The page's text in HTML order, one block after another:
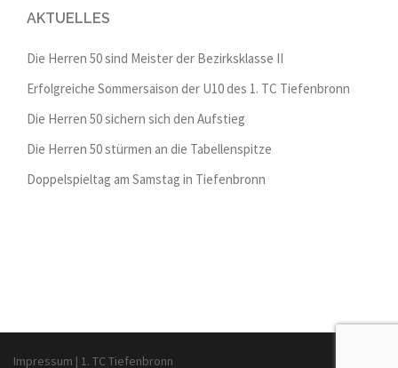
AKTUELLES
Die Herren 50 sind Meister der Bezirksklasse II
Erfolgreiche Sommersaison der U10 des 1. TC Tiefenbronn
Die Herren 50 sichern sich den Aufstieg
Die Herren 50 stürmen an die Tabellenspitze
Doppelspieltag am Samstag in Tiefenbronn
Impressum | 1. TC Tiefenbronn